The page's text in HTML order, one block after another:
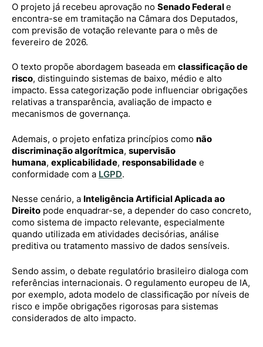
O projeto já recebeu aprovação no Senado Federale
encontra-se em tramitação na Câmara dos Deputados,
com previsão de votação relevante para o mês de
fevereiro de 2026.
O texto propõe abordagem baseada em classificação de
risco, distinguindo sistemas de baixo, médio e alto
impacto. Essa categorização pode influenciar obrigações
relativas a transparência, avaliação de impacto e
mecanismos de governança.
Ademais, o projeto enfatiza princípios como não
discriminação algorítmica, supervisão
humana, explicabilidade, responsabilidade e
conformidade com a LGPD.
Nesse cenário, a Inteligência Artificial Aplicada ao
Direito pode enquadrar-se, a depender do caso concreto,
como sistema de impacto relevante, especialmente
quando utilizada em atividades decisórias, análise
preditiva ou tratamento massivo de dados sensíveis.
Sendo assim, o debate regulatório brasileiro dialoga com
referências internacionais. O regulamento europeu de IA,
por exemplo, adota modelo de classificação por níveis de
risco e impõe obrigações rigorosas para sistemas
considerados de alto impacto.